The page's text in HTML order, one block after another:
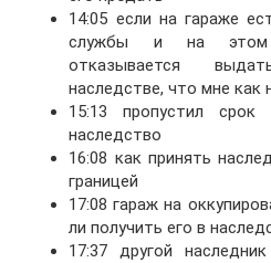
14:05 если на гараже
службы и на этом
отказывается
наследстве, что мне как
15:13 пропустил
наследство
16:08 как принять
границей
17:08 гараж на
ли получить его в
17:37 другой